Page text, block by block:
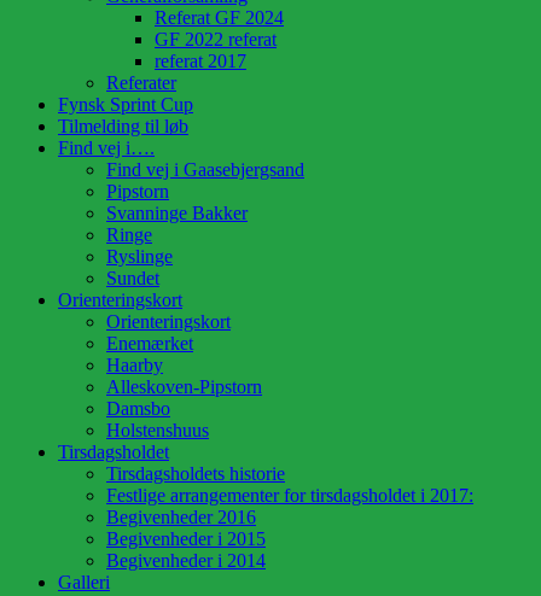
Referat GF 2024
GF 2022 referat
referat 2017
Referater
Fynsk Sprint Cup
Tilmelding til løb
Find vej i….
Find vej i Gaasebjergsand
Pipstorn
Svanninge Bakker
Ringe
Ryslinge
Sundet
Orienteringskort
Orienteringskort
Enemærket
Haarby
Alleskoven-Pipstorn
Damsbo
Holstenshuus
Tirsdagsholdet
Tirsdagsholdets historie
Festlige arrangementer for tirsdagsholdet i 2017:
Begivenheder 2016
Begivenheder i 2015
Begivenheder i 2014
Galleri